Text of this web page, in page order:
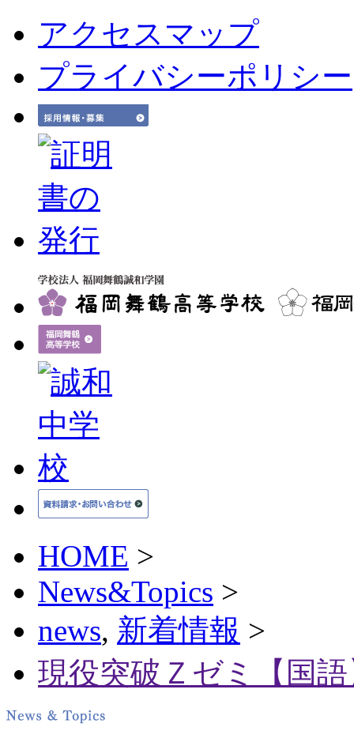
アクセスマップ
プライバシーポリシー
HOME >
News&Topics >
news, 新着情報 >
現役突破Ｚゼミ【国